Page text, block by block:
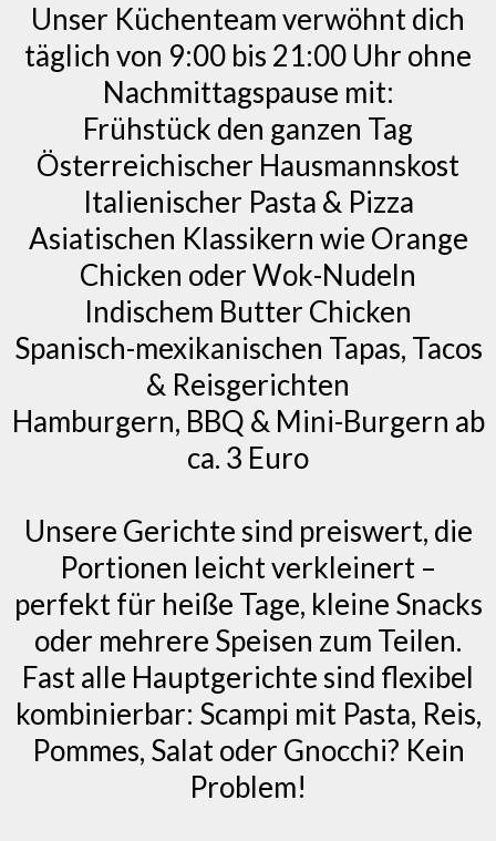
Unser Küchenteam verwöhnt dich
täglich von 9:00 bis 21:00 Uhr ohne
Nachmittagspause mit:
Frühstück den ganzen Tag
Österreichischer Hausmannskost
Italienischer Pasta & Pizza
Asiatischen Klassikern wie Orange
Chicken oder Wok-Nudeln
Indischem Butter Chicken
Spanisch-mexikanischen Tapas, Tacos
& Reisgerichten
Hamburgern, BBQ & Mini-Burgern ab
ca. 3 Euro
Unsere Gerichte sind preiswert, die
Portionen leicht verkleinert –
perfekt für heiße Tage, kleine Snacks
oder mehrere Speisen zum Teilen.
Fast alle Hauptgerichte sind flexibel
kombinierbar: Scampi mit Pasta, Reis,
Pommes, Salat oder Gnocchi? Kein
Problem!